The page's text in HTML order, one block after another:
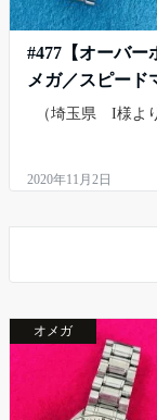
#477【オーバー
メガ／スピード
（埼玉県 I様よ
2020年11月2日
オメガ